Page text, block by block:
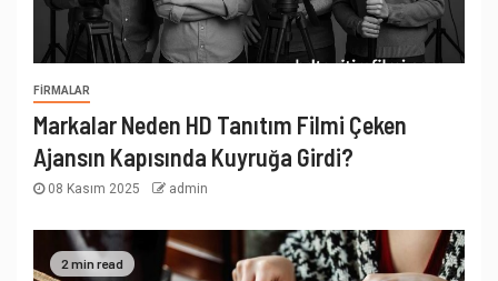
FIRMALAR
Markalar Neden HD Tanıtım Filmi Çeken
Ajansın Kapısında Kuyruğa Girdi?
08 Kasım 2025 admin
2 min read